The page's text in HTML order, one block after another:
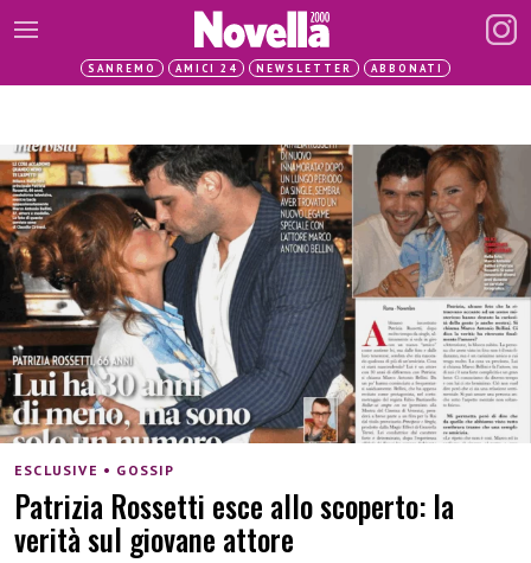
SANREMO AMICI 24 NEWSLETTER ABBONATI
ESCLUSIVE • GOSSIP
Patrizia Rossetti esce allo scoperto: la
verità sul giovane attore